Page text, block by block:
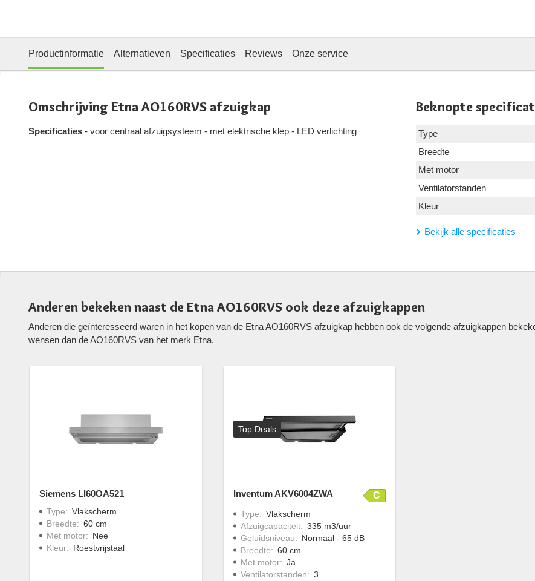
Productinformatie Alternatieven Specificaties Reviews Onze service
Omschrijving Etna AO160RVS afzuigkap
Specificaties - voor centraal afzuigsysteem - met elektrische klep - LED verlichting
Beknopte
Type
Breedte
Met motor
Ventilatorstanden
Kleur
Bekijk alle specificaties
Anderen bekeken naast de Etna AO160RVS ook deze afzuigkappen
Anderen die geïnteresseerd waren in het kopen van de Etna AO160RVS afzuigkap hebben ook de volgende afzuigkappen
wensen dan de AO160RVS van het merk Etna.
Siemens LI60OA521
Type: Vlakscherm
Breedte: 60 cm
Met motor: Nee
Kleur: Roestvrijstaal
Top Deals
Inventum AKV6004ZWA C
Type: Vlakscherm
Afzuigcapaciteit: 335 m3/uur
Geluidsniveau: Normaal - 65 dB
Breedte: 60 cm
Met motor: Ja
Ventilatorstanden: 3